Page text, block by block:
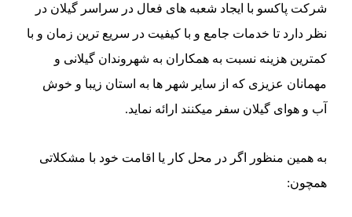
شرکت پاکسو با ایجاد شعبه های فعال در سراسر گیلان در
نظر دارد تا خدمات جامع و با کیفیت در سریع ترین زمان و با
کمترین هزینه نسبت به همکاران به شهروندان گیلانی و
مهمانان عزیزی که از سایر شهر ها به استان زیبا و خوش
آب و هوای گیلان سفر میکنند ارائه نماید.
به همین منظور اگر در محل کار یا اقامت خود با مشکلاتی
همچون: